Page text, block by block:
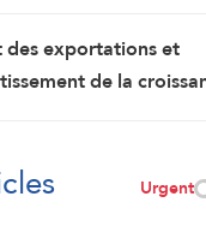
prolongeant
exportations et
de la
Urgent